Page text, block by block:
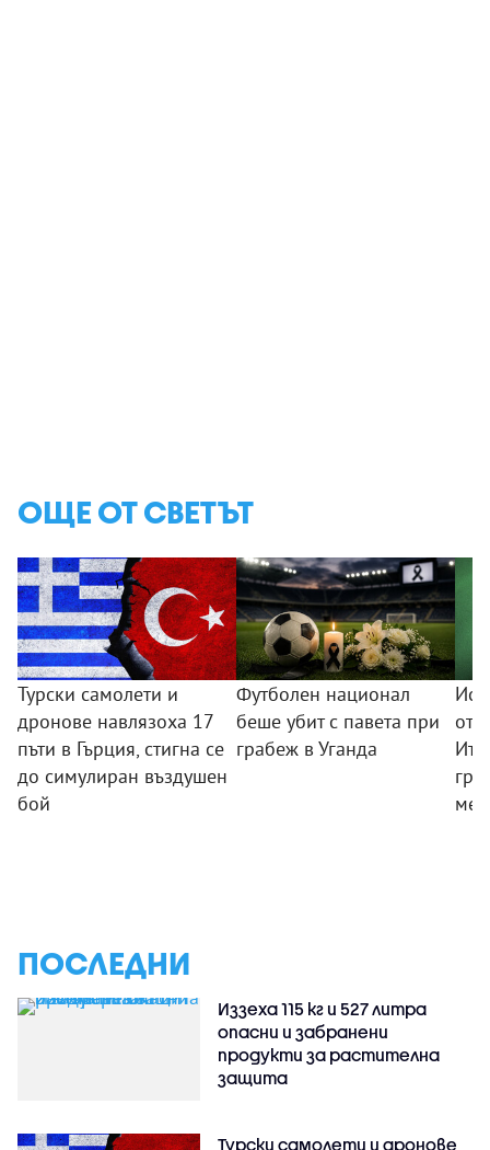
ОЩЕ ОТ СВЕТЪТ
Турски самолети и
дронове навлязоха 17
пъти в Гърция, стигна се
до симулиран въздушен
бой
Футболен национал
беше убит с павета при
грабеж в Уганда
ПОСЛЕДНИ
Иззеха 115 кг и 527 литра
опасни и забранени
продукти за растителна
защита
Турски самолети и дронове